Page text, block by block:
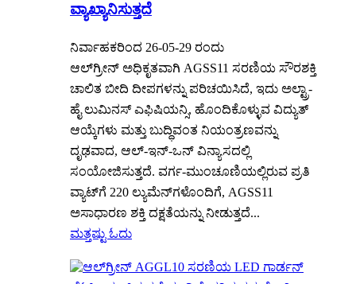
ವ್ಯಾಖ್ಯಾನಿಸುತ್ತದೆ
ನಿರ್ವಾಹಕರಿಂದ 26-05-29 ರಂದು
ಆಲ್‌ಗ್ರೀನ್ ಅಧಿಕೃತವಾಗಿ AGSS11 ಸರಣಿಯ ಸೌರಶಕ್ತಿ
ಚಾಲಿತ ಬೀದಿ ದೀಪಗಳನ್ನು ಪರಿಚಯಿಸಿದೆ, ಇದು ಅಲ್ಟ್ರಾ-
ಹೈ ಲುಮಿನಸ್ ಎಫಿಷಿಯನ್ಸಿ, ಹೊಂದಿಕೊಳ್ಳುವ ವಿದ್ಯುತ್
ಆಯ್ಕೆಗಳು ಮತ್ತು ಬುದ್ಧಿವಂತ ನಿಯಂತ್ರಣವನ್ನು
ದೃಢವಾದ, ಆಲ್-ಇನ್-ಒನ್ ವಿನ್ಯಾಸದಲ್ಲಿ
ಸಂಯೋಜಿಸುತ್ತದೆ. ವರ್ಗ-ಮುಂಚೂಣಿಯಲ್ಲಿರುವ ಪ್ರತಿ
ವ್ಯಾಟ್‌ಗೆ 220 ಲ್ಯುಮೆನ್‌ಗಳೊಂದಿಗೆ, AGSS11
ಅಸಾಧಾರಣ ಶಕ್ತಿ ದಕ್ಷತೆಯನ್ನು ನೀಡುತ್ತದೆ...
ಮತ್ತಷ್ಟು ಓದು